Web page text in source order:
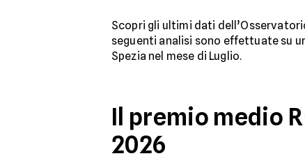
Scopri gli ultimi dati
seguenti analisi sono effettuate su
Spezia nel mese di Luglio.
Il premio medio
2026